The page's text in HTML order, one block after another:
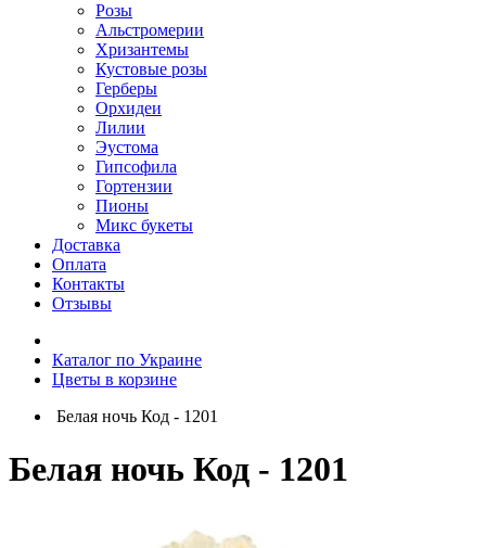
Розы
Альстромерии
Хризантемы
Кустовые розы
Герберы
Орхидеи
Лилии
Эустома
Гипсофила
Гортензии
Пионы
Микс букеты
Доставка
Оплата
Контакты
Отзывы
Каталог по Украине
Цветы в корзине
Белая ночь Код - 1201
Белая ночь Код - 1201